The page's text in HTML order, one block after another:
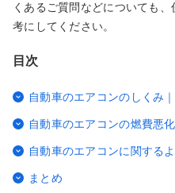
くあるご質問などについても
考にしてください。
目次
自動車のエアコンのしくみ
自動車のエアコンの燃費悪
自動車のエアコンに関する
まとめ